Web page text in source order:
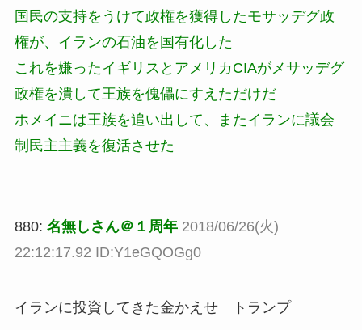
国民の支持をうけて政権を獲得したモサッデグ政
権が、イランの石油を国有化した
これを嫌ったイギリスとアメリカCIAがメサッデグ
政権を潰して王族を傀儡にすえただけだ
ホメイニは王族を追い出して、またイランに議会
制民主主義を復活させた
880: 名無しさん＠１周年 2018/06/26(火)
22:12:17.92 ID:Y1eGQOGg0
イランに投資してきた金かえせ トランプ